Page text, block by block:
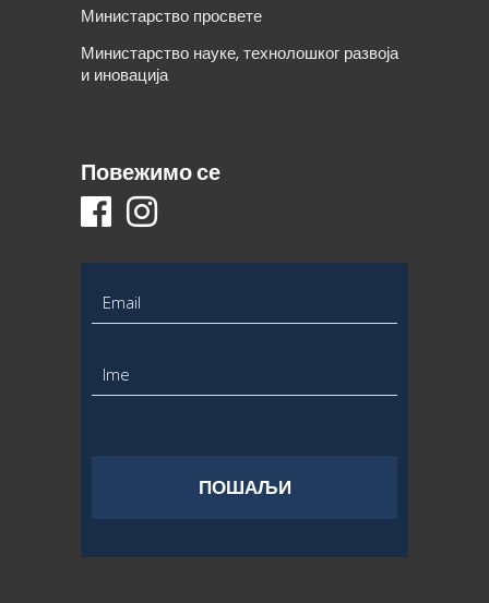
Министарство просвете
Министарство науке, технолошког развоја
и иновација
Повежимо се